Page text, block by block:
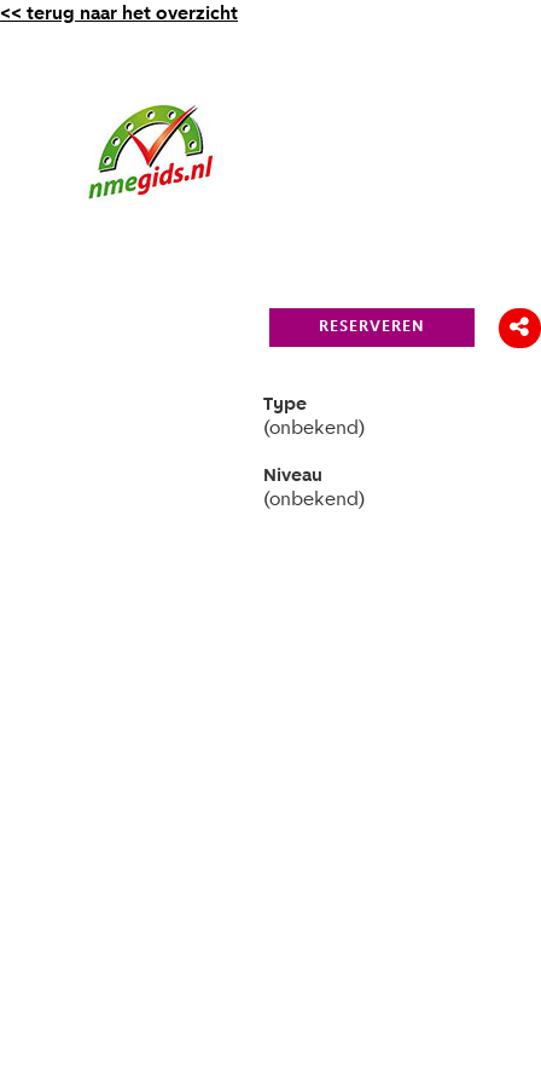
<< terug naar het overzicht
RESERVEREN
Type
(onbekend)
Niveau
(onbekend)